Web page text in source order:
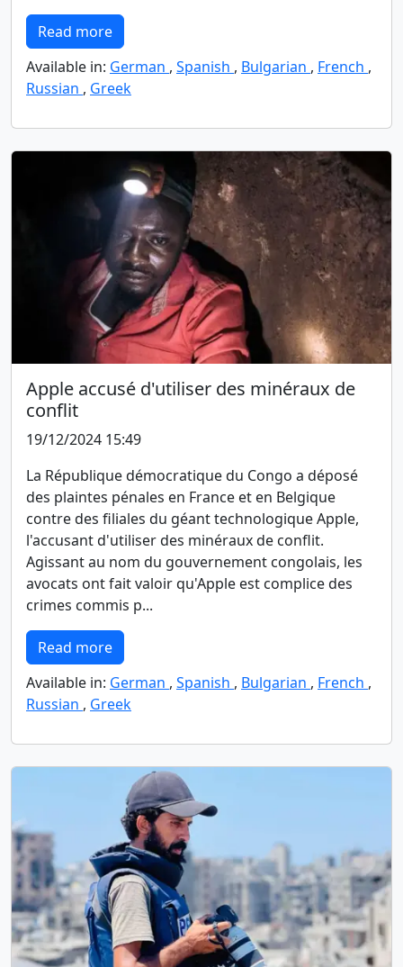
Read more
Available in: German , Spanish , Bulgarian , French ,
Russian , Greek
Apple accusé d'utiliser des minéraux de
conflit
19/12/2024 15:49
La République démocratique du Congo a déposé
des plaintes pénales en France et en Belgique
contre des filiales du géant technologique Apple,
l'accusant d'utiliser des minéraux de conflit.
Agissant au nom du gouvernement congolais, les
avocats ont fait valoir qu'Apple est complice des
crimes commis p...
Read more
Available in: German , Spanish , Bulgarian , French ,
Russian , Greek